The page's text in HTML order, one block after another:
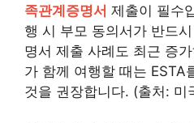
족관계증명서 제출이 필수
행 시 부모 동의서가 반드
명서 제출 사례도 최근 증
가 함께 여행할 때는 ESTA
것을 권장합니다. (출처: